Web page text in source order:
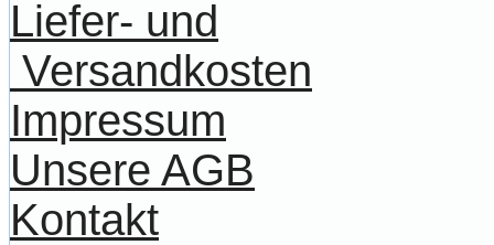
Liefer- und
Versandkosten
Impressum
Unsere AGB
Kontakt